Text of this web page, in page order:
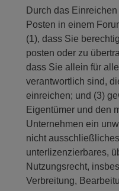
Durch das
Posten in einem
(1), dass Sie
posten oder zu
dass Sie allein für
verantwortlich sind,
einreichen; und (3)
Eigentümer und den
Unternehmen ein
nicht
unterlizenzierbares,
Nutzungsrecht,
Verbreitung,